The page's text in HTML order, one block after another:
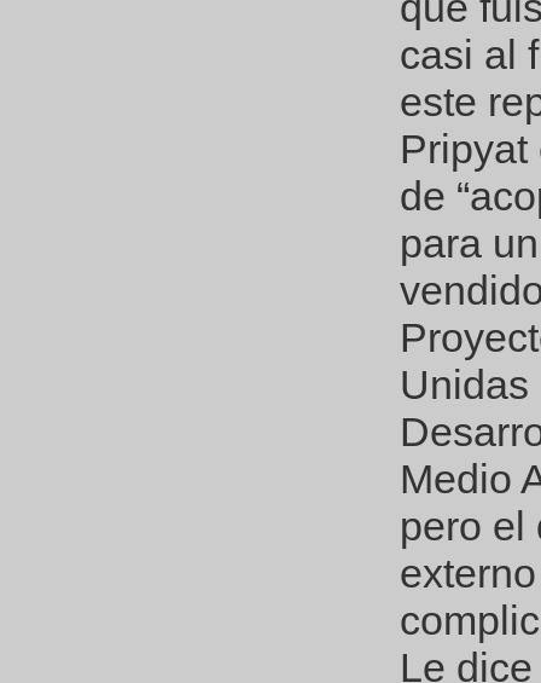
casi al
este
Pripyat
de
para
Unidas
Medio
pero el
Le